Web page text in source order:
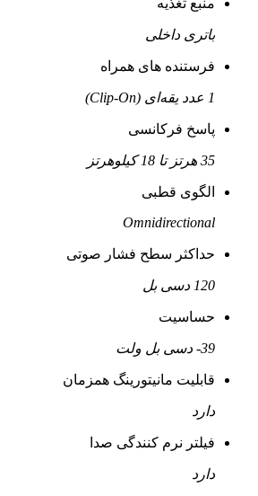
باتری داخلی
فرستنده های همراه
1 عدد یقه‌ای (Clip‑On)
پاسخ فرکانسی
35 هرتز تا 18 کیلوهرتز
الگوی قطبی
Omnidirectional
حداکثر سطح فشار صوتی
120 دسی بل
حساسیت
39- دسی بل ولت
قابلیت مانیتورینگ همزمان
دارد
فیلتر نرم کنندگی صدا
دارد